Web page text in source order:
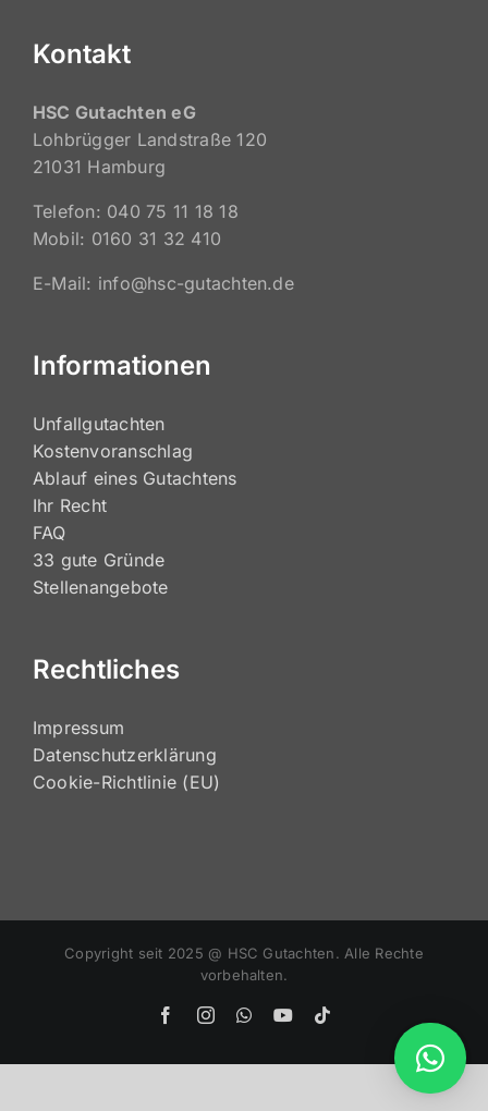
HSC Gutachten eG
Lohbrügger Landstraße 120
Telefon: 040 75 11 18 18
Unfallgutachten
Kostenvoranschlag
Ablauf eines Gutachtens
Ihr Recht
FAQ
33 gute Gründe
Impressum
Datenschutzerklärung
Copyright seit 2025 @ HSC Gutachten. Alle Rechte